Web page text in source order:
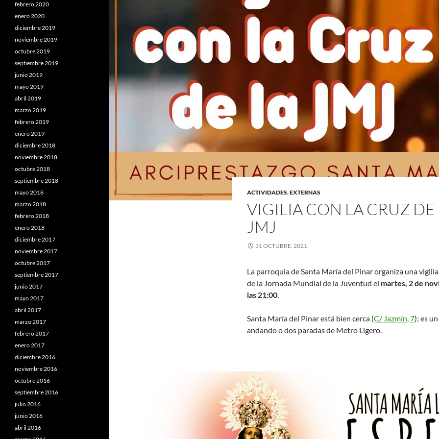
ACTIVIDADES,EXTERNAS
VIGILIA CON LA CRUZ DE
JMJ
31 OCTUBRE, 2021
La parroquia de Santa María del Pinar organiza una
de la Jornada Mundial de la Juventud el martes, 2 de
las 21:00.
Santa María del Pinar está bien cerca (C/ Jazmín, 7); es
andando o dos paradas de Metro Ligero.
febrero 2020
enero 2020
diciembre 2019
noviembre 2019
octubre 2019
septiembre 2019
junio 2019
mayo 2019
abril 2019
marzo 2019
febrero 2019
enero 2019
diciembre 2018
noviembre 2018
octubre 2018
septiembre 2018
mayo 2018
marzo 2018
febrero 2018
enero 2018
diciembre 2017
noviembre 2017
octubre 2017
septiembre 2017
junio 2017
mayo 2017
abril 2017
marzo 2017
febrero 2017
enero 2017
diciembre 2016
noviembre 2016
octubre 2016
septiembre 2016
julio 2016
junio 2016
abril 2016